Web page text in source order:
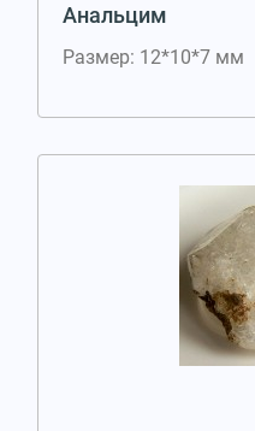
Анальцим
Размер: 12*10*7 мм